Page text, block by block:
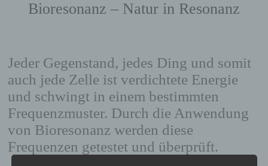
Bioresonanz – Natur in Resonanz
Jeder Gegenstand, jedes Ding und somit
auch jede Zelle ist verdichtete Energie
und schwingt in einem bestimmten
Frequenzmuster. Durch die Anwendung
von Bioresonanz werden diese
Frequenzen getestet und überprüft.